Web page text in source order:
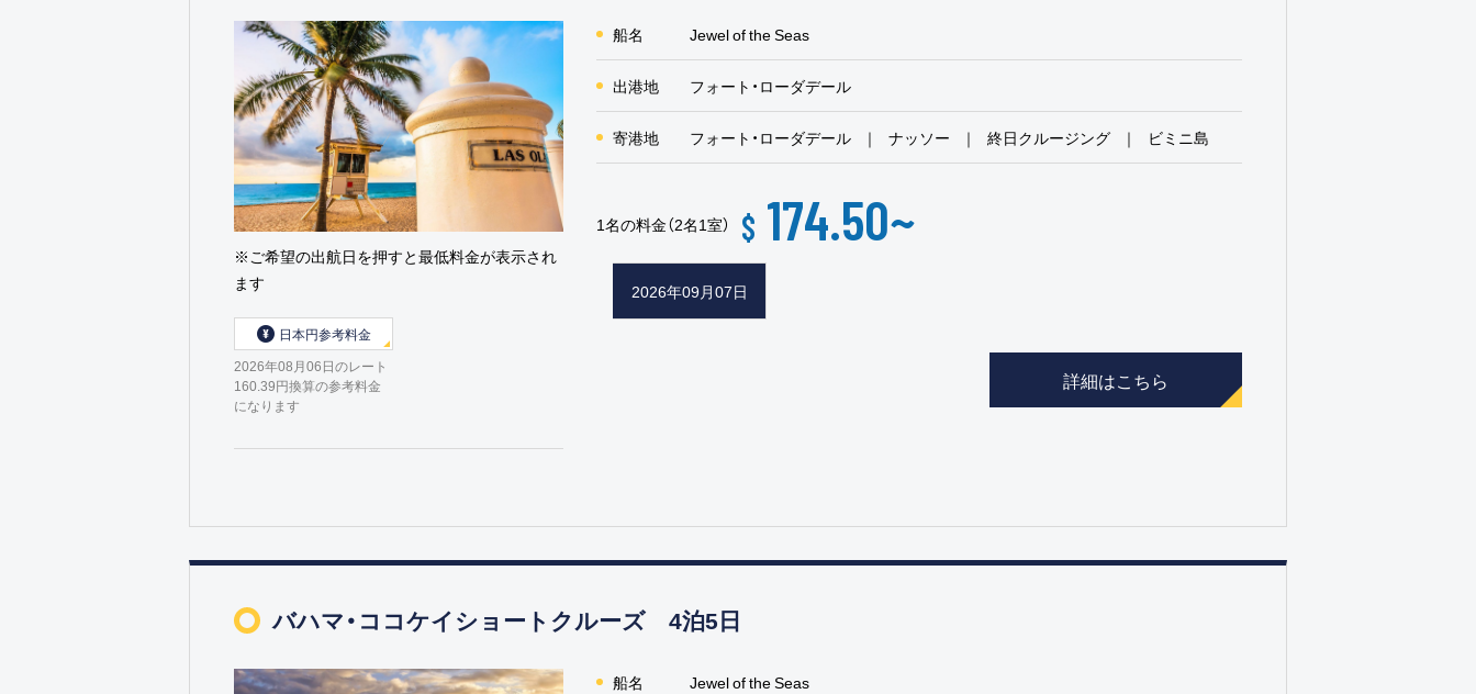
船名 Jewel of the Seas
出港地 フォート・ローダデール
寄港地 フォート・ローダデール ナッソー 終日クルージング ビミニ島
1名の料金（2名1室） $ 174.50~
2026年09月07日
詳細はこちら
※ご希望の出航日を押すと最低料金が表示され
ます
日本円参考料金
2026年08月06日のレート
160.39円換算の参考料金
になります
バハマ・ココケイショートクルーズ 4泊5日
船名 Jewel of the Seas